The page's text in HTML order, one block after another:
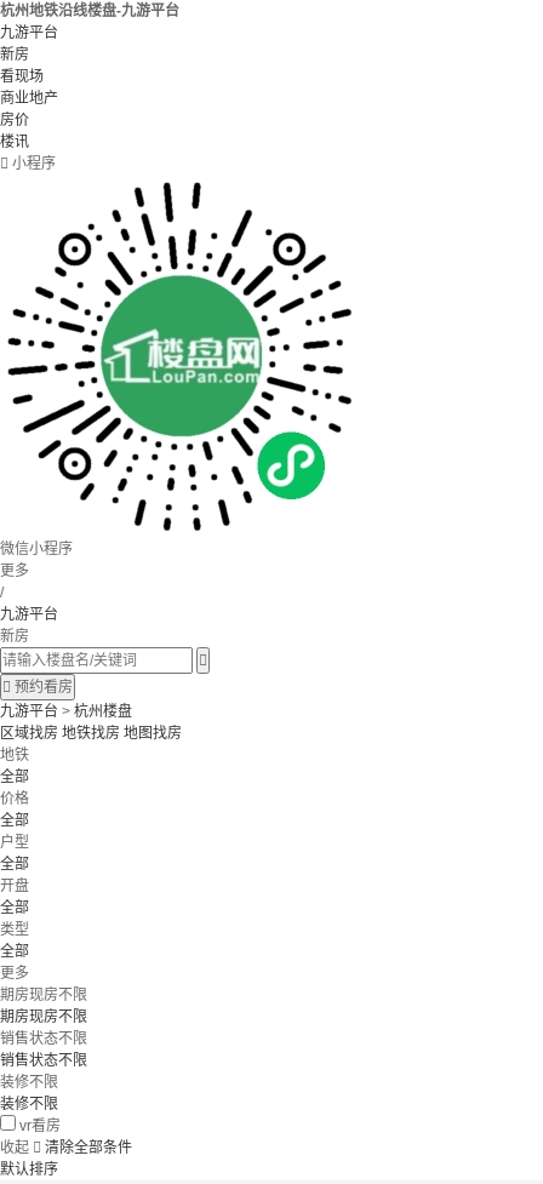
杭州地铁沿线楼盘-九游平台
九游平台
新房
看现场
商业地产
房价
楼讯
 小程序
微信小程序
更多
/
九游平台
新房

 预约看房
九游平台 > 杭州楼盘
区域找房 地铁找房 地图找房
地铁
全部
价格
全部
户型
全部
开盘
全部
类型
全部
更多
期房现房不限
期房现房不限
销售状态不限
销售状态不限
装修不限
装修不限
vr看房
收起  清除全部条件
默认排序